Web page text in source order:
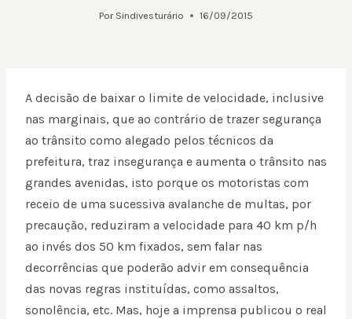
Por Sindivesturário 16/09/2015
A decisão de baixar o limite de velocidade, inclusive
nas marginais, que ao contrário de trazer segurança
ao trânsito como alegado pelos técnicos da
prefeitura, traz insegurança e aumenta o trânsito nas
grandes avenidas, isto porque os motoristas com
receio de uma sucessiva avalanche de multas, por
precaução, reduziram a velocidade para 40 km p/h
ao invés dos 50 km fixados, sem falar nas
decorrências que poderão advir em consequência
das novas regras instituídas, como assaltos,
sonolência, etc. Mas, hoje a imprensa publicou o real